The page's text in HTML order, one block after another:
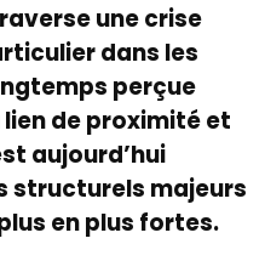
une crise
dans les
perçue
de proximité et
aujourd’hui
structurels majeurs
en plus fortes.